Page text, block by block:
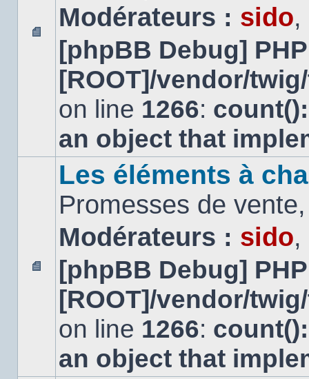
Aucun
message
non
Modérateurs : sido,
[phpBB Debug]
[ROOT]/vendor/
on line 1266:
an object that
Aucun
message
non
Les éléments à
Promesses de
Modérateurs : sido,
[phpBB Debug]
[ROOT]/vendor/
on line 1266:
an object that